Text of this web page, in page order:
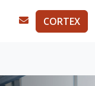
CORTEX